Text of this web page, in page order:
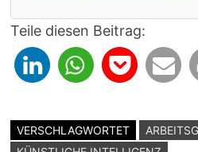
Teile diesen Beitrag:
VERSCHLAGWORTET